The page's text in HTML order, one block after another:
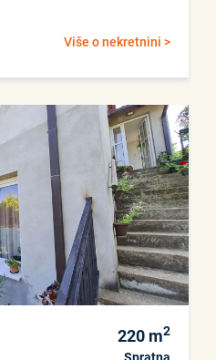
Više o nekretnini >
220 m2